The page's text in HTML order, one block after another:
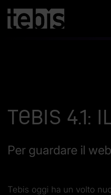
Tebis
Per guardare il
Tebis oggi ha un volto